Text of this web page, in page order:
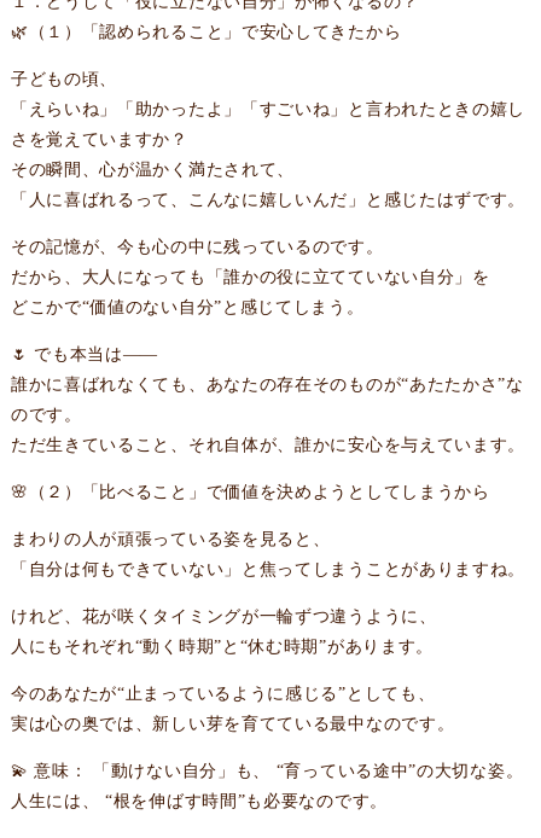
🌿（１）「認められること」で安心してきたから
子どもの頃、
「えらいね」「助かったよ」「すごいね」と言われたときの嬉し
さを覚えていますか？
その瞬間、心が温かく満たされて、
「人に喜ばれるって、こんなに嬉しいんだ」と感じたはずです。
その記憶が、今も心の中に残っているのです。
だから、大人になっても「誰かの役に立てていない自分」を
どこかで“価値のない自分”と感じてしまう。
🌷 でも本当は——
誰かに喜ばれなくても、あなたの存在そのものが“あたたかさ”な
のです。
ただ生きていること、それ自体が、誰かに安心を与えています。
🌸（２）「比べること」で価値を決めようとしてしまうから
まわりの人が頑張っている姿を見ると、
「自分は何もできていない」と焦ってしまうことがありますね。
けれど、花が咲くタイミングが一輪ずつ違うように、
人にもそれぞれ“動く時期”と“休む時期”があります。
今のあなたが“止まっているように感じる”としても、
実は心の奥では、新しい芽を育てている最中なのです。
💫 意味： 「動けない自分」も、 “育っている途中”の大切な姿。
人生には、 “根を伸ばす時間”も必要なのです。